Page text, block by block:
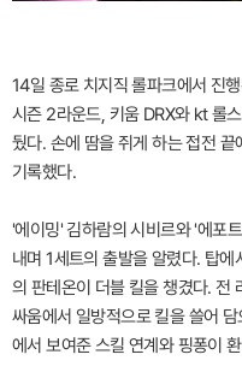
14일 종로 치지직 롤파크에서 진
시즌 2라운드, 키움 DRX와 kt 롤
뒀다. 손에 땀을 쥐게 하는 접전
기록했다.
'에이밍' 김하람의 시비르와 '에포
내며 1세트의 출발을 알렸다. 탑
의 판테온이 더블 킬을 챙겼다. 전
싸움에서 일방적으로 킬을 쓸어
에서 보여준 스킬 연계와 핑퐁이